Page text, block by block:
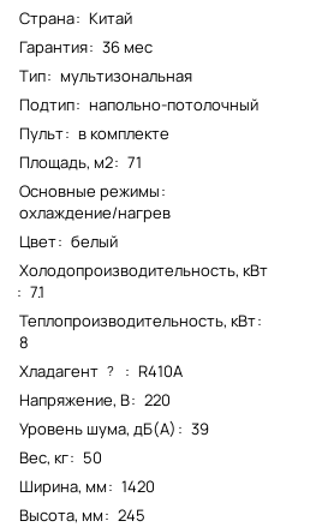
Страна: Китай
Гарантия: 36 мес
Тип: мультизональная
Подтип: напольно-потолочный
Пульт: в комплекте
Площадь, м2: 71
Основные режимы:
охлаждение/нагрев
Цвет: белый
Холодопроизводительность, кВт
: 7.1
Теплопроизводительность, кВт:
8
Хладагент ? : R410A
Напряжение, В: 220
Уровень шума, дБ(А) : 39
Вес, кг: 50
Ширина, мм: 1420
Высота, мм: 245